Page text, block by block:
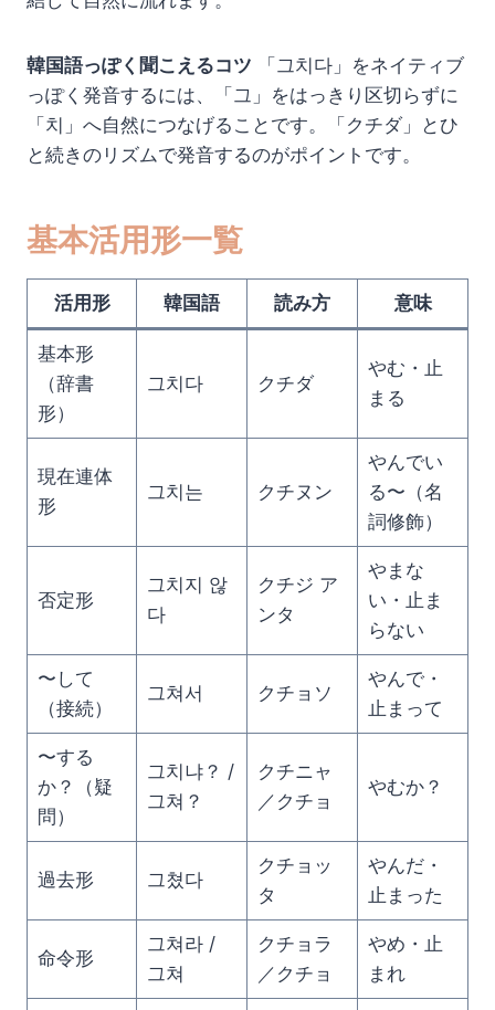
韓国語っぽく聞こえるコツ 「그치다」をネイティブ
っぽく発音するには、「그」をはっきり区切らずに
「치」へ自然につなげることです。「クチダ」とひ
と続きのリズムで発音するのがポイントです。
基本活用形一覧
活用形 韓国語 読み方 意味
基本形
（辞書
形）
그치다 クチダ
やむ・止
まる
現在連体
形
그치는 クチヌン
やんでい
る〜（名
詞修飾）
否定形
그치지 않
다
クチジ ア
ンタ
やまな
い・止ま
らない
〜して
（接続）
그쳐서 クチョソ
やんで・
止まって
〜する
か？（疑
問）
그치냐？ /
그쳐？
クチニャ
／クチョ
やむか？
過去形 그쳤다
クチョッ
タ
やんだ・
止まった
命令形
그쳐라 /
그쳐
クチョラ
／クチョ
やめ・止
まれ